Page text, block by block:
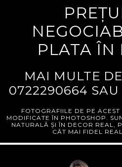
PLATA ÎN
MAI MULTE
0722290664 SAU
FOTOGRAFIILE DE PE ACEST
MODIFICATE ÎN PHOTOSHOP.
NATURALĂ ȘI ÎN DECOR REAL,
CÂT MAI FIDEL